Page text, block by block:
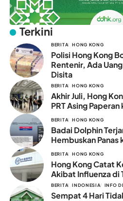
Terkini
BERITA HONG KONG
Polisi Hong Kong
Rentenir, Ada
Disita
BERITA HONG KONG
Akhir Juli, Hong
PRT Asing
BERITA HONG KONG
Badai Dolphin
Hembuskan Panas
BERITA HONG KONG
Hong Kong Catat
Akibat Influenza di
BERITA INDONESIA INFO
Sempat 4 Hari